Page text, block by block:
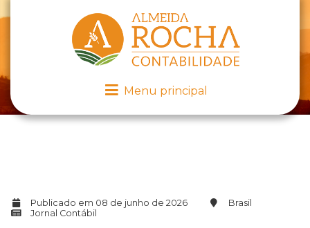
Menu principal
Publicado em 08 de junho de 2026
Brasil
Jornal Contábil